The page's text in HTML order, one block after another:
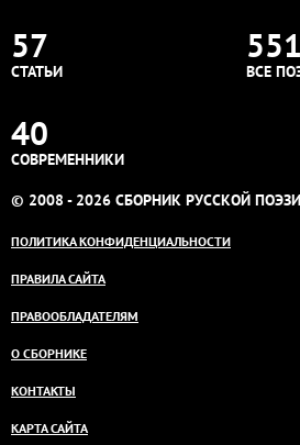
57
СТАТЬИ
551
ВСЕ
40
СОВРЕМЕННИКИ
© 2008 - 2026 СБОРНИК РУССКОЙ
ПОЛИТИКА КОНФИДЕНЦИАЛЬНОСТИ
ПРАВИЛА САЙТА
ПРАВООБЛАДАТЕЛЯМ
О СБОРНИКЕ
КОНТАКТЫ
КАРТА САЙТА